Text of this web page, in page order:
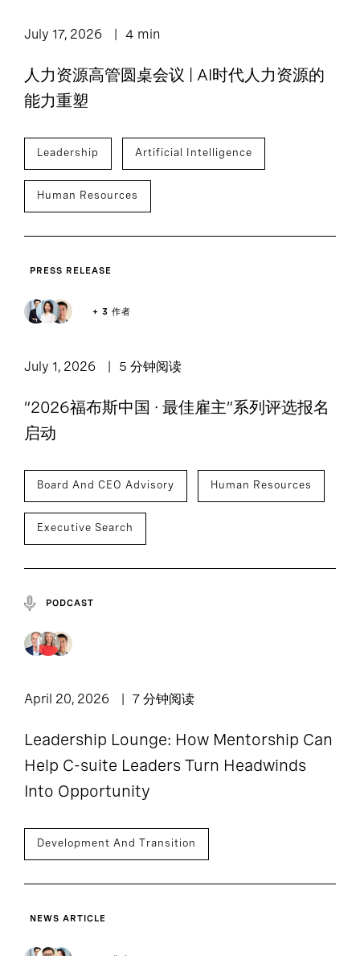
Lounge
Report 2 Webpage 1
July 17, 2026 4 min
人力资源高管圆桌会议 | AI时代人力资源的
能力重塑
Leadership Artificial Intelligence
Human Resources
PRESS RELEASE
+ 3 作者
July 1, 2026 5 分钟阅读
“2026福布斯中国 · 最佳雇主”系列评选报名
启动
Board And CEO Advisory Human Resources
Executive Search
PODCAST
April 20, 2026 7 分钟阅读
Leadership Lounge: How Mentorship Can
Help C-suite Leaders Turn Headwinds
Into Opportunity
Development And Transition
NEWS ARTICLE